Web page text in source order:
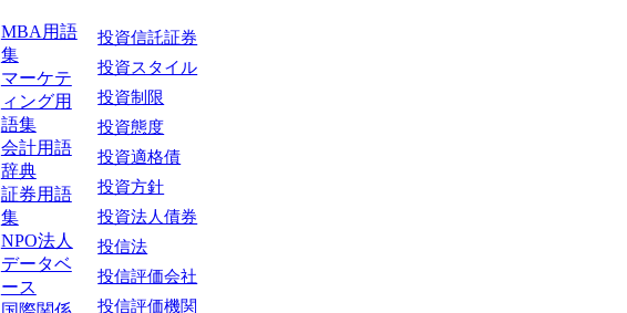
投資信託証券
投資スタイル
投資制限
投資態度
投資適格債
投資方針
投資法人債券
投信法
投信評価会社
投信評価機関
MBA用語
集
マーケテ
ィング用
語集
会計用語
辞典
証券用語
集
NPO法人
データベ
ース